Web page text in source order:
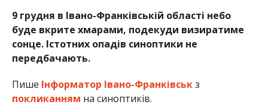
9 грудня в Івано-Франківській області небо
буде вкрите хмарами, подекуди визиратиме
сонце. Істотних опадів синоптики не
передбачають.
Пише Інформатор Івано-Франківськз
покликанням на синоптиків.